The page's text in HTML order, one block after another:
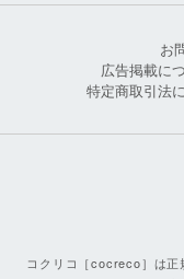
お
広告掲載に
特定商取引法
コクリコ［cocreco］は正